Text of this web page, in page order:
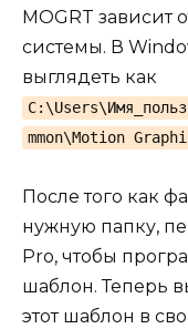
MOGRT зависит
системы. В
выглядеть как
mmon\Motion
После того как
нужную папку,
Pro, чтобы
шаблон. Теперь
этот шаблон в